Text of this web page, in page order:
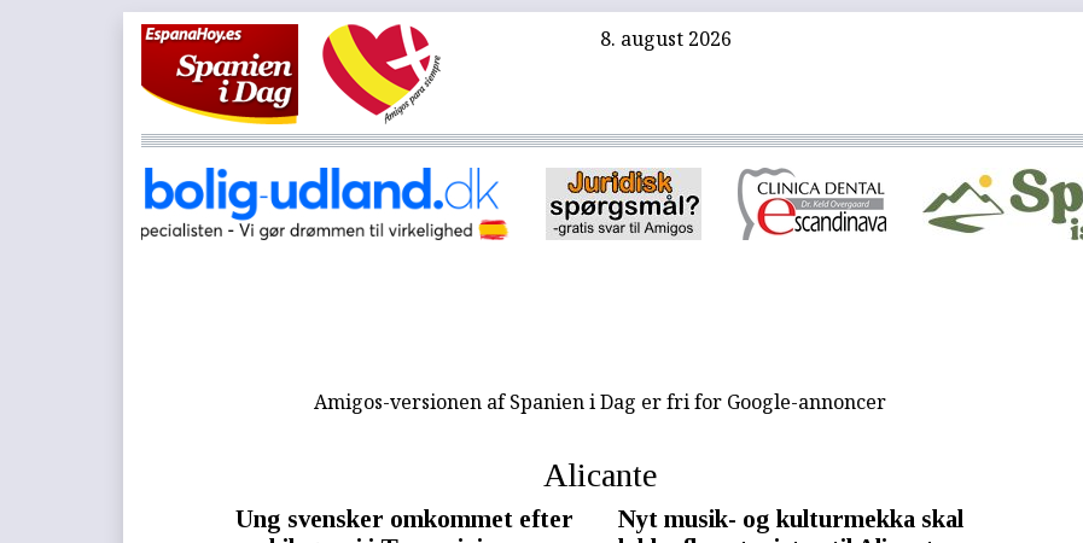
8. august 2026
Amigos-versionen af Spanien i Dag er fri for Google-annoncer
Alicante
Ung svensker omkommet efter
Nyt musik- og kulturmekka skal